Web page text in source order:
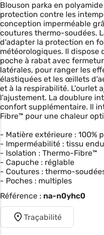
Blouson parka en
protection contre les
conception imperméable
coutures thermo-soudées.
d'adapter la protection en
météorologiques. Il
poche à rabat avec
latérales, pour ranger les
élastiquées et les œillets
et à la respirabilité. L'ourlet
l'ajustement. La doublure
confort supplémentaire. Il
Fibre™ pour une chaleur
- Matière extérieure : 100%
- Imperméabilité : tissu
- Isolation : Thermo-Fibre™
- Capuche : réglable
- Coutures : thermo-
- Poches : multiples
Référence : na-n0yhc0
Traçabilité